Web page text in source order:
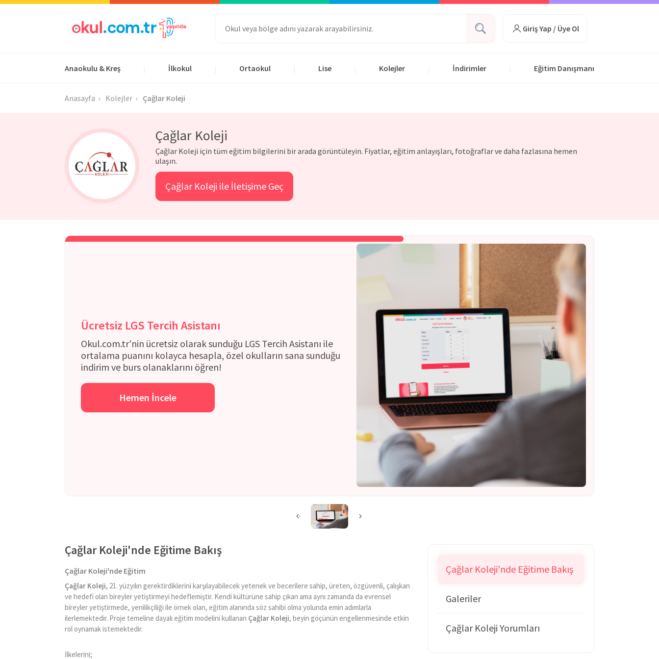
Giriş Yap / Üye Ol
Anaokulu & Kreş İlkokul Ortaokul Lise Kolejler İndirimler Eğitim Danışmanı
Anasayfa Kolejler Çağlar Koleji
Çağlar Koleji
Çağlar Koleji için tüm eğitim bilgilerini bir arada görüntüleyin. Fiyatlar, eğitim anlayışları, fotoğraflar ve daha fazlasına hemen
ulaşın.
Çağlar Koleji ile İletişime Geç
Ücretsiz LGS Tercih Asistanı
Okul.com.tr'nin ücretsiz olarak sunduğu LGS Tercih Asistanı ile
ortalama puanını kolayca hesapla, özel okulların sana sunduğu
indirim ve burs olanaklarını öğren!
Hemen İncele
Çağlar Koleji'nde Eğitime Bakış
Çağlar Koleji'nde Eğitim
Çağlar Koleji, 21. yüzyılın gerektirdiklerini karşılayabilecek yetenek ve becerilere sahip, üreten, özgüvenli, çalışkan
ve hedefi olan bireyler yetiştirmeyi hedeflemiştir. Kendi kültürüne sahip çıkan ama aynı zamanda da evrensel
bireyler yetiştirmede, yenilikçiliği ile örnek olan, eğitim alanında söz sahibi olma yolunda emin adımlarla
ilerlemektedir. Proje temeline dayalı eğitim modelini kullanan Çağlar Koleji, beyin göçünün engellenmesinde etkin
rol oynamak istemektedir.
İlkelerini;
Çağlar Koleji'nde Eğitime Bakış
Galeriler
Çağlar Koleji Yorumları